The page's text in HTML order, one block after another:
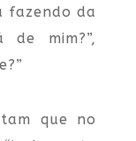
fazendo da
de mim?”,
que no